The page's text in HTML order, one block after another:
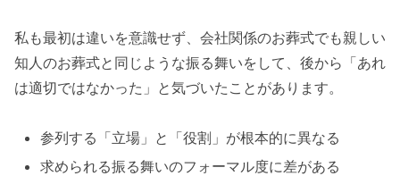
私も最初は違いを意識せず、会社関係のお葬式でも親しい
知人のお葬式と同じような振る舞いをして、後から「あれ
は適切ではなかった」と気づいたことがあります。
参列する「立場」と「役割」が根本的に異なる
求められる振る舞いのフォーマル度に差がある